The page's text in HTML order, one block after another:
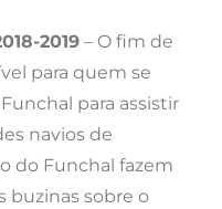
2019 – O fim de
para quem se
para assistir
navios de
do Funchal fazem
buzinas sobre o